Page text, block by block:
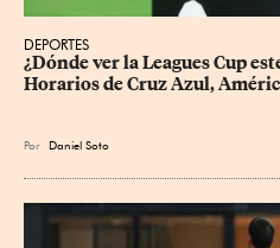
DEPORTES
¿Dónde ver la Leagues Cup
Horarios de Cruz Azul,
Por Daniel Soto